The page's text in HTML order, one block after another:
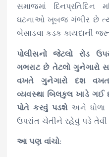
સમાજમાં દિનપ્રતિદિન
ઘટનાઓ ખૂબજ ગંભીર છે
બેસાડવા કડક કાયદાની
પોલીસનો જેટલો રોડ
ગભરાટ છે તેટલો ગુનેગારો
વખતે ગુનેગારો દશ વખત
વ્યવસ્થા બિલકુલ ખાડે ગઈ
પોતે કરવું પડશેઅને ધોળા
ઉપરાંત ચેતીને રહેવું પડે તેવી
આ પણ વાંચો: